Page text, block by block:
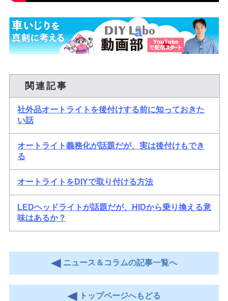
関連記事
社外品オートライトを後付けする前に知っておきた
い話
オートライト義務化が話題だが、実は後付けもでき
る
オートライトをDIYで取り付ける方法
LEDヘッドライトが話題だが、HIDから乗り換える意
味はあるか？
ニュース＆コラムの記事一覧へ
トップページへもどる